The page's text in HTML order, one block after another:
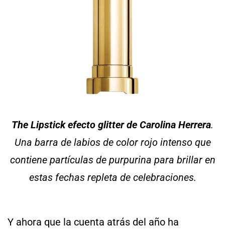
The Lipstick efecto glitter de Carolina Herrera.
Una barra de labios de color rojo intenso que
contiene partículas de purpurina para brillar en
estas fechas repleta de celebraciones.
Y ahora que la cuenta atrás del año ha